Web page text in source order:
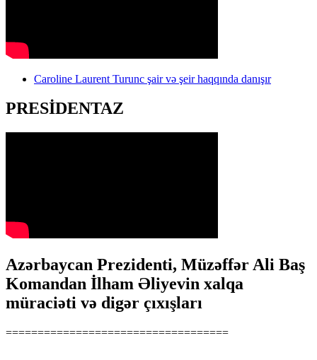
Caroline Laurent Turunc şair və şeir haqqında danışır
PRESİDENTAZ
Azərbaycan Prezidenti, Müzəffər Ali Baş
Komandan İlham Əliyevin xalqa
müraciəti və digər çıxışları
===================================